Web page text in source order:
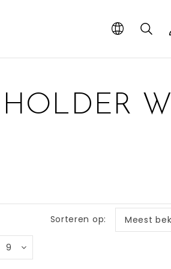
Sorteren op: Meest
9